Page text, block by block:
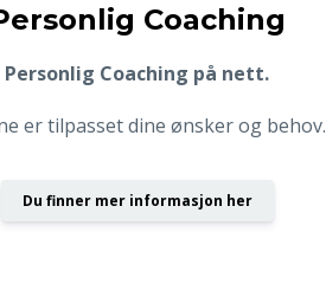
Coaching
Personlig Coaching på nett.
er tilpasset dine ønsker og behov.
Du finner mer informasjon her